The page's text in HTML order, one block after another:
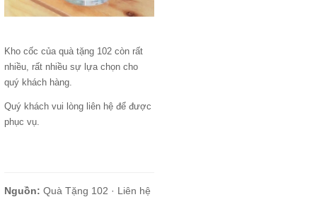
Kho cốc của quà tặng 102 còn rất
nhiều, rất nhiều sự lựa chọn cho
quý khách hàng.
Quý khách vui lòng liên hệ để được
phục vụ.
Nguồn: Quà Tặng 102 · Liên hệ